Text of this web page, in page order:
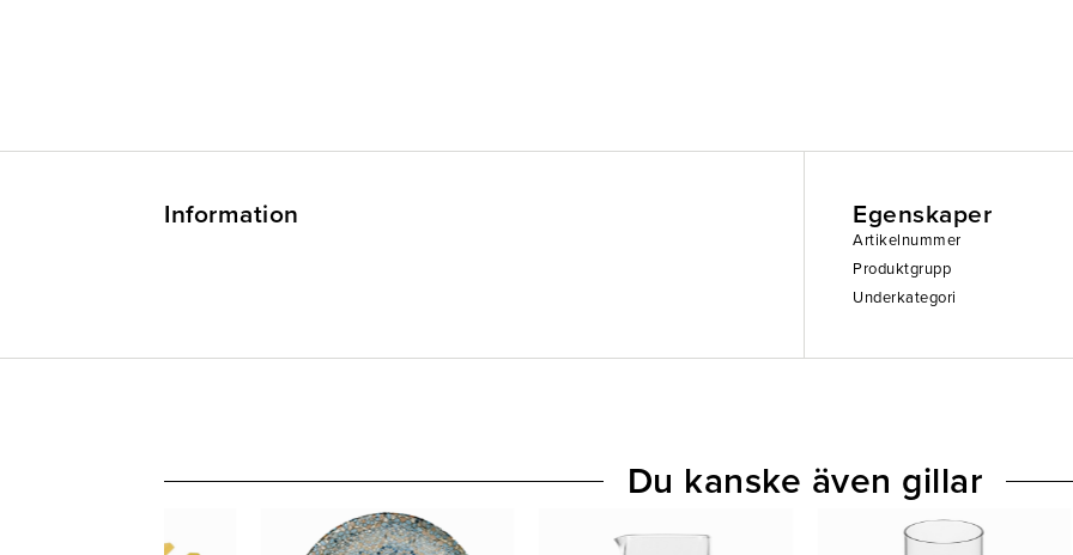
Information Egenskaper
Artikelnummer
Produktgrupp
Underkategori
Du kanske även gillar